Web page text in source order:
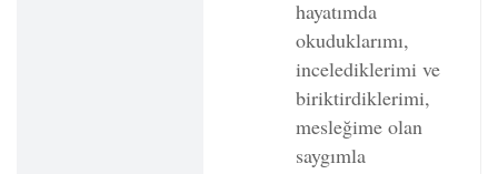
hayatımda
okuduklarımı,
incelediklerimi ve
biriktirdiklerimi,
mesleğime olan
saygımla